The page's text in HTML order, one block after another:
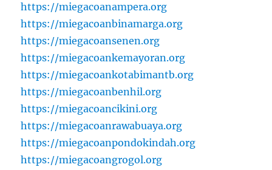
https://miegacoanampera.org
https://miegacoanbinamarga.org
https://miegacoansenen.org
https://miegacoankemayoran.org
https://miegacoankotabimantb.org
https://miegacoanbenhil.org
https://miegacoancikini.org
https://miegacoanrawabuaya.org
https://miegacoanpondokindah.org
https://miegacoangrogol.org